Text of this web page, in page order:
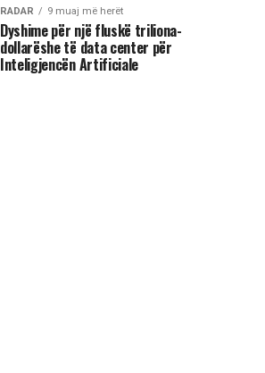
RADAR 9 muaj më herët
Dyshime për një fluskë triliona-
dollarëshe të data center për
Inteligjencën Artificiale